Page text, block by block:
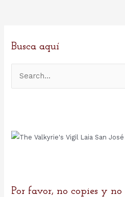
Busca aquí
r
Por favor, no copies y no